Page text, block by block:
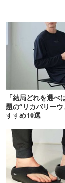
「結局どれを選べ
題の“リカバリー
すすめ10選